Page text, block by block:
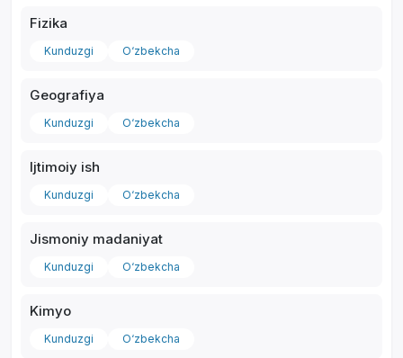
Fizika
Kunduzgi O‘zbekcha
Geografiya
Kunduzgi O‘zbekcha
Ijtimoiy ish
Kunduzgi O‘zbekcha
Jismoniy madaniyat
Kunduzgi O‘zbekcha
Kimyo
Kunduzgi O‘zbekcha